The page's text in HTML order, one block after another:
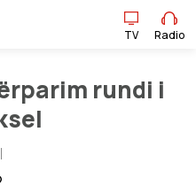
TV Radio
rundi i